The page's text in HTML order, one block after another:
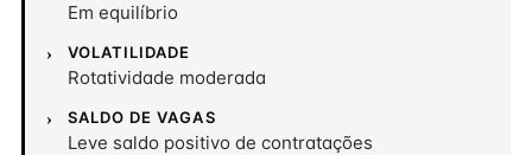
Em equilíbrio
VOLATILIDADE
Rotatividade moderada
SALDO DE VAGAS
Leve saldo positivo de contratações